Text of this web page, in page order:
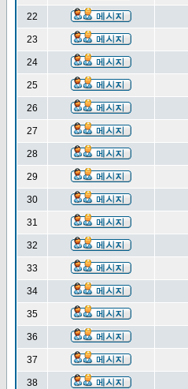
22
23
24
25
26
27
28
29
30
31
32
33
34
35
36
37
38